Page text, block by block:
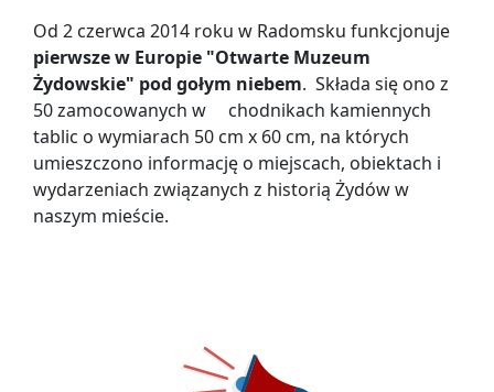
Od 2 czerwca 2014 roku w Radomsku funkcjonuje
pierwsze w Europie "Otwarte Muzeum
Żydowskie" pod gołym niebem. Składa się ono z
50 zamocowanych w chodnikach kamiennych
tablic o wymiarach 50 cm x 60 cm, na których
umieszczono informację o miejscach, obiektach i
wydarzeniach związanych z historią Żydów w
naszym mieście.